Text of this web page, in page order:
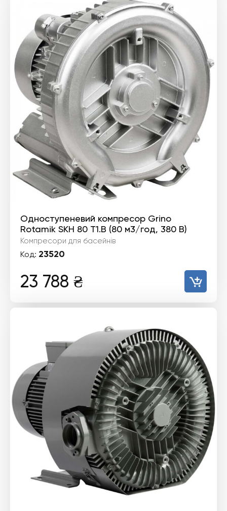
Одноступеневий компресор Grino
Rotamik SKH 80 Т1.B (80 м3/год, 380 В)
Компресори для басейнів
Код: 23520
23 788 ₴